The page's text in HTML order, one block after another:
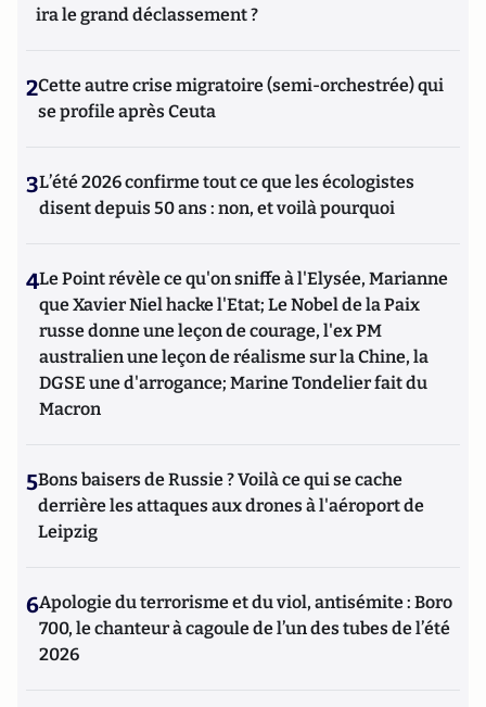
ira le grand déclassement ?
2Cette autre crise migratoire (semi-orchestrée) qui
se profile après Ceuta
3L’été 2026 confirme tout ce que les écologistes
disent depuis 50 ans : non, et voilà pourquoi
4Le Point révèle ce qu'on sniffe à l'Elysée, Marianne
que Xavier Niel hacke l'Etat; Le Nobel de la Paix
russe donne une leçon de courage, l'ex PM
australien une leçon de réalisme sur la Chine, la
DGSE une d'arrogance; Marine Tondelier fait du
Macron
5Bons baisers de Russie ? Voilà ce qui se cache
derrière les attaques aux drones à l'aéroport de
Leipzig
6Apologie du terrorisme et du viol, antisémite : Boro
700, le chanteur à cagoule de l’un des tubes de l’été
2026